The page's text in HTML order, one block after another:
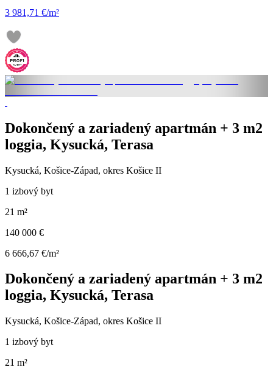
3 981,71 €/m²
Dokončený a zariadený apartmán + 3 m2
loggia, Kysucká, Terasa
Kysucká, Košice-Západ, okres Košice II
1 izbový byt
21 m²
140 000 €
6 666,67 €/m²
Dokončený a zariadený apartmán + 3 m2
loggia, Kysucká, Terasa
Kysucká, Košice-Západ, okres Košice II
1 izbový byt
21 m²